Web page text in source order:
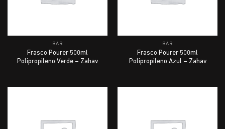
BAR
Frasco Pourer 500ml
Polipropileno Verde – Zahav
BAR
Frasco Pourer 500ml
Polipropileno Azul – Zahav